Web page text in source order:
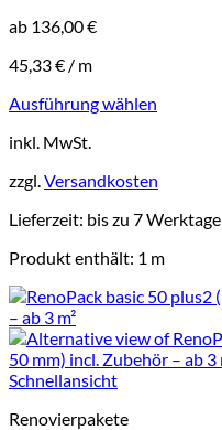
ab 136,00€
45,33€ / m
Ausführung wählen
Produkt
mehrere
auf.
Die
Optionen
können
auf
der
Produktseite
gewählt
werden
inkl. MwSt.
zzgl.Versandkosten
Lieferzeit: bis zu 7 Werktage
Produkt enthält: 1 m
Schnellansicht
Renovierpakete